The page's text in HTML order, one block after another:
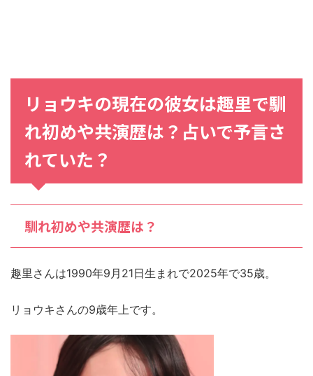
リョウキの現在の彼女は趣里で馴
れ初めや共演歴は？占いで予言さ
れていた？
馴れ初めや共演歴は？
趣里さんは1990年9月21日生まれで2025年で35歳。
リョウキさんの9歳年上です。